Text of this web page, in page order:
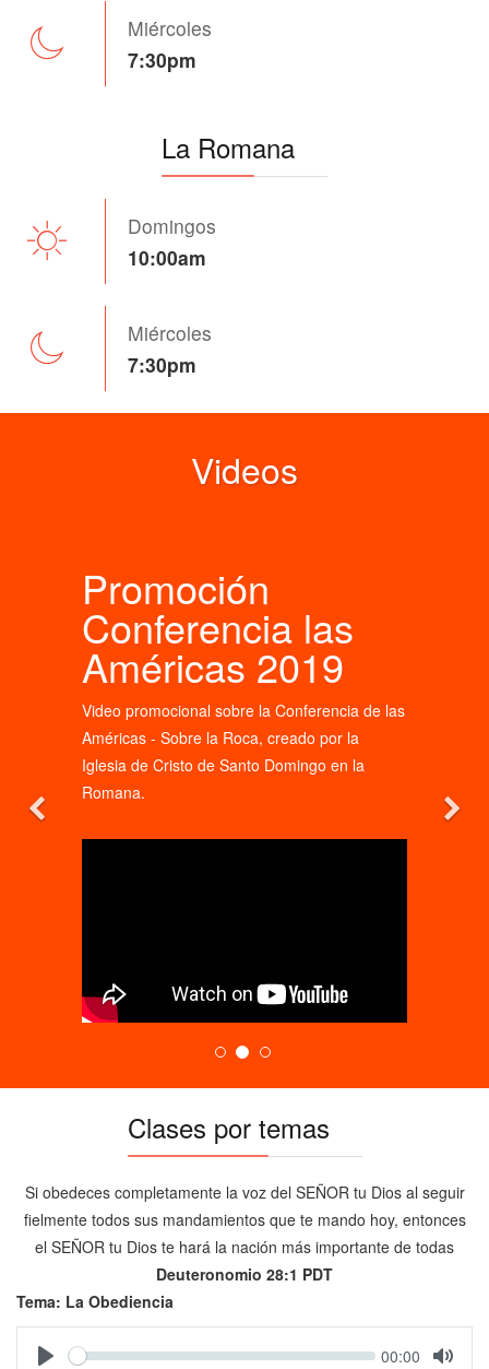
Miércoles
7:30pm
La Romana
Domingos
10:00am
Miércoles
7:30pm
Videos
Promoción
Conferencia las
Américas 2019
Video promocional sobre la Conferencia de las
Américas - Sobre la Roca, creado por la
Iglesia de Cristo de Santo Domingo en la
Romana.
Clases por temas
Si obedeces completamente la voz del SEÑOR tu Dios al seguir
fielmente todos sus mandamientos que te mando hoy, entonces
el SEÑOR tu Dios te hará la nación más importante de todas
Deuteronomio 28:1 PDT
Tema: La Obediencia
Seek Current
00:00